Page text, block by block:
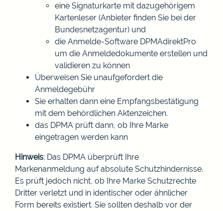
eine Signaturkarte mit dazugehörigem
Kartenleser (Anbieter finden Sie bei der
Bundesnetzagentur) und
die Anmelde-Software DPMAdirektPro
um die Anmeldedokumente erstellen und
validieren zu können
Überweisen Sie unaufgefordert die
Anmeldegebühr
Sie erhalten dann eine Empfangsbestätigung
mit dem behördlichen Aktenzeichen.
das DPMA prüft dann, ob Ihre Marke
eingetragen werden kann
Hinweis: Das DPMA überprüft Ihre
Markenanmeldung auf absolute Schutzhindernisse.
Es prüft jedoch nicht, ob Ihre Marke Schutzrechte
Dritter verletzt und in identischer oder ähnlicher
Form bereits existiert. Sie sollten deshalb vor der